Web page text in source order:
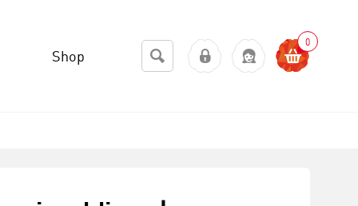
Shop
0